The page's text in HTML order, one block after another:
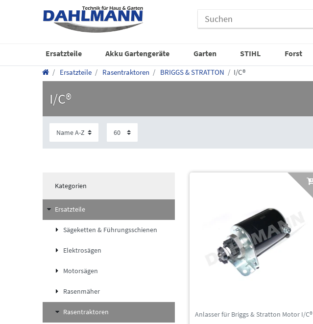
Ersatzteile Akku Gartengeräte Garten STIHL Forst
Ersatzteile Rasentraktoren BRIGGS & STRATTON I/C®
I/C®
Kategorien
Ersatzteile
Sägeketten & Führungsschienen
Elektrosägen
Motorsägen
Rasenmäher
Rasentraktoren Anlasser für Briggs & Stratton Motor I/C®